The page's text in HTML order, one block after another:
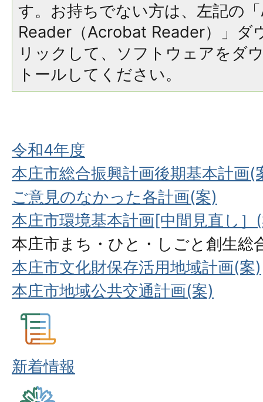
す。お持ちでない方は、左記の
Reader（Acrobat Reader）」ダ
リックして、ソフトウェアをダ
トールしてください。
令和4年度
本庄市総合振興計画後期基本計画(
ご意見のなかった各計画(案)
本庄市環境基本計画[中間見直し］
本庄市まち・ひと・しごと創生総
本庄市文化財保存活用地域計画(案)
本庄市地域公共交通計画(案)
新着情報